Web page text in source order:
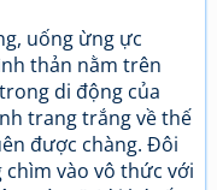
uống ừng ực
thản nằm trên
di động của
trang trắng về thế
được chàng. Đôi
vào vô thức với